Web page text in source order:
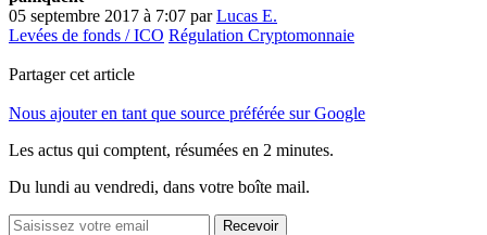
05 septembre 2017 à 7:07 parLucas E.
Levées de fonds / ICO Régulation Cryptomonnaie
Partager cet article
Nous ajouter en tant que source préférée sur Google
Les actus qui comptent, résumées en 2 minutes.
Du lundi au vendredi, dans votre boîte mail.
Recevoir